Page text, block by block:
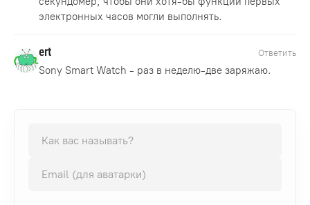
электронных часов могли выполнять.
ert Ответить
Sony Smart Watch - раз в неделю-две заряжаю.